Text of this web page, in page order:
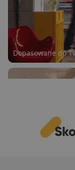
Dopasowane do